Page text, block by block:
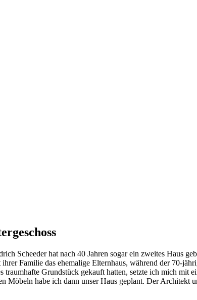
Scheeder hat nach 40 Jahren sogar ein zweites Haus
Familie das ehemalige Elternhaus, während der 70-
Grundstück gekauft hatten, setzte ich mich mit
Möbeln habe ich dann unser Haus geplant. Der Architekt